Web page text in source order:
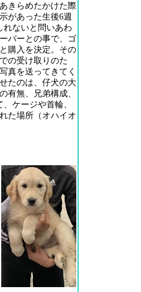
きらめたかけた際
があった生後6週
れないと問いあわ
バーとの事で、ゴ
購入を決定。その
の受け取りのた
真を送ってきてく
たのは、仔犬の大
有無、兄弟構成、
ケージや首輪、
た場所（オハイオ